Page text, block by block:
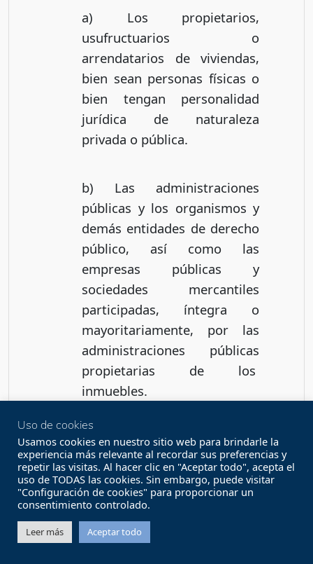
a) Los propietarios,
usufructuarios o
arrendatarios de viviendas,
bien sean personas físicas o
bien tengan personalidad
jurídica de naturaleza
privada o pública.
b) Las administraciones
públicas y los organismos y
demás entidades de derecho
público, así como las
empresas públicas y
sociedades mercantiles
participadas, íntegra o
mayoritariamente, por las
administraciones públicas
propietarias de los
inmuebles.
Para elPrograma 5 los
destinatarios últimos de las
ayudas podrán ser:
a) Los propietarios o
usufructuarios de viviendas
Uso de cookies
Usamos cookies en nuestro sitio web para brindarle la
experiencia más relevante al recordar sus preferencias y
repetir las visitas. Al hacer clic en "Aceptar todo", acepta el
uso de TODAS las cookies. Sin embargo, puede visitar
"Configuración de cookies" para proporcionar un
consentimiento controlado.
Leer más Aceptar todo